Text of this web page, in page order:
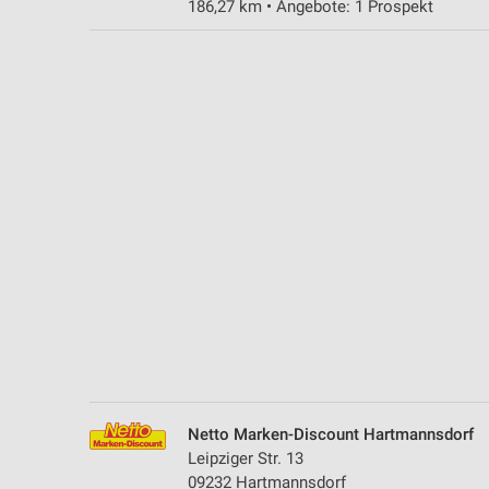
186,27 km • Angebote: 1 Prospekt
Netto Marken-Discount Hartmannsdorf
Leipziger Str. 13
09232 Hartmannsdorf
Messung der Performance von Inhalten
Funktional